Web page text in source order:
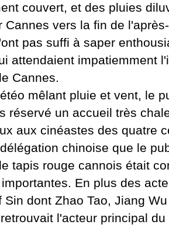
couvert, et des pluies
Cannes vers la fin de
pas suffi à saper
attendaient impatiemment
Cannes.
mêlant pluie et vent, le
réservé un accueil très
aux cinéastes des quatre
chinoise que le
tapis rouge cannois était
En plus des
Sin dont Zhao Tao, Jiang
l'acteur principal